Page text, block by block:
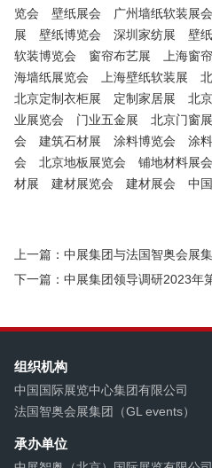
览会
壁纸展会 广州墙纸软装展会
展
壁纸博览会 深圳家纺展 壁
软装博览会
窗帘布艺展 上海窗
海墙纸展览会
上海壁纸软装展
北京定制衣柜展
定制家居展 北
业展览会
门业五金展 北京门窗
会
建筑石材展 涂料博览会 涂
会
北京地板展览会 铺地材料展会
材展
建材展览会 建材展会 中
上一篇：中展集团与法国智奥会展
下一篇：中展集团领导调研2023年
组织机构
中国国际展览中心集团有限公司
法国智奥会展集团（GL events）
承办单位